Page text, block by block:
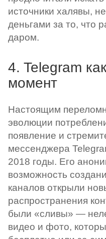
источники халявы,
деньгами за то, что
даром.
4. Telegram
момент
Настоящим
эволюции
появление и
мессенджера
2018 годы. Его
возможность
каналов открыли
распространения
были «сливы» —
видео и фото,